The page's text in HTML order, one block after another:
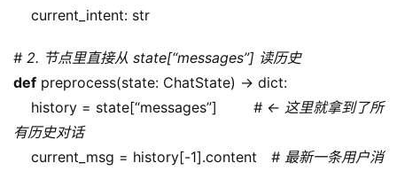
current_intent: str
# 2. 节点里直接从 state[“messages”] 读历史
def preprocess(state: ChatState) -> dict:
history = state[“messages”] # ← 这里就拿到了所
有历史对话
current_msg = history[-1].content # 最新一条用户消